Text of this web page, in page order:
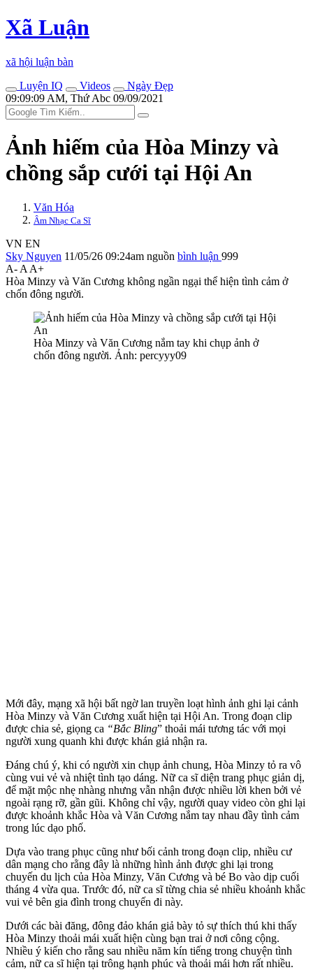
Xã Luận
xã hội luận bàn
Luyện IQ
Videos
Ngày Đẹp
09:09:09 AM, Thứ Abc 09/09/2021
Ảnh hiếm của Hòa Minzy và
chồng sắp cưới tại Hội An
Văn Hóa
Âm Nhạc Ca Sĩ
VN EN
Sky Nguyen 11/05/26 09:24am nguồn bình luận 999
A- A A+
Hòa Minzy và Văn Cương không ngần ngại thể hiện tình cảm ở
chốn đông người.
Hòa Minzy và Văn Cương nắm tay khi chụp ảnh ở
chốn đông người. Ảnh: percyyy09
Mới đây, mạng xã hội bất ngờ lan truyền loạt hình ảnh ghi lại cảnh
Hòa Minzy và Văn Cương xuất hiện tại Hội An. Trong đoạn clip
được chia sẻ, giọng ca “Bắc Bling” thoải mái tương tác với mọi
người xung quanh khi được khán giả nhận ra.
Đáng chú ý, khi có người xin chụp ảnh chung, Hòa Minzy tỏ ra vô
cùng vui vẻ và nhiệt tình tạo dáng. Nữ ca sĩ diện trang phục giản dị,
để mặt mộc nhẹ nhàng nhưng vẫn nhận được nhiều lời khen bởi vẻ
ngoài rạng rỡ, gần gũi. Không chỉ vậy, người quay video còn ghi lại
được khoảnh khắc Hòa và Văn Cương nắm tay nhau đầy tình cảm
trong lúc dạo phố.
Dựa vào trang phục cũng như bối cảnh trong đoạn clip, nhiều cư
dân mạng cho rằng đây là những hình ảnh được ghi lại trong
chuyến du lịch của Hòa Minzy, Văn Cương và bé Bo vào dịp cuối
tháng 4 vừa qua. Trước đó, nữ ca sĩ từng chia sẻ nhiều khoảnh khắc
vui vẻ bên gia đình trong chuyến đi này.
Dưới các bài đăng, đông đảo khán giả bày tỏ sự thích thú khi thấy
Hòa Minzy thoải mái xuất hiện cùng bạn trai ở nơi công cộng.
Nhiều ý kiến cho rằng sau nhiều năm kín tiếng trong chu‌yện tìn‌h
cảm, nữ ca sĩ hiện tại trông hạnh phúc và thoải mái hơn rất nhiều.